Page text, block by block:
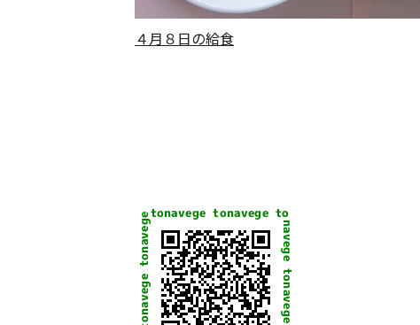
４月８日の給食